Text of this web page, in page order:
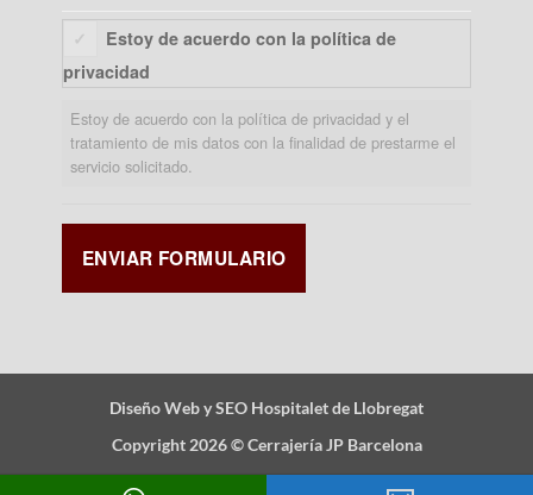
Estoy de acuerdo con la política de
privacidad
Estoy de acuerdo con la política de privacidad y el
tratamiento de mis datos con la finalidad de prestarme el
servicio solicitado.
Diseño Web y SEO Hospitalet de Llobregat
Copyright 2026 ©Cerrajería JP Barcelona